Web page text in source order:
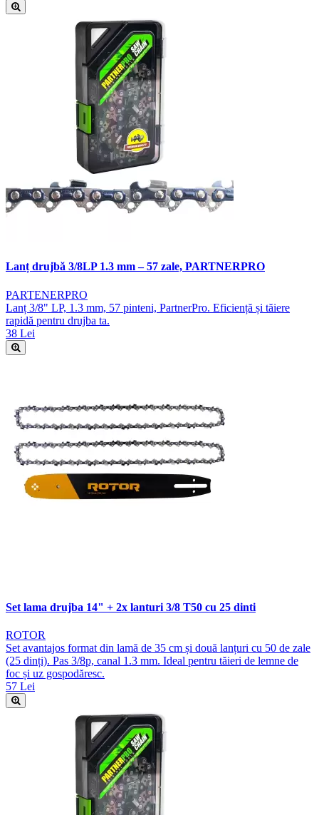
Lanț drujbă 3/8LP 1.3 mm – 57 zale, PARTNERPRO
PARTENERPRO
Lanț 3/8" LP, 1.3 mm, 57 pinteni, PartnerPro. Eficiență și tăiere
rapidă pentru drujba ta.
38 Lei
Set lama drujba 14" + 2x lanturi 3/8 T50 cu 25 dinti
ROTOR
Set avantajos format din lamă de 35 cm și două lanțuri cu 50 de zale
(25 dinți). Pas 3/8p, canal 1.3 mm. Ideal pentru tăieri de lemne de
foc și uz gospodăresc.
57 Lei